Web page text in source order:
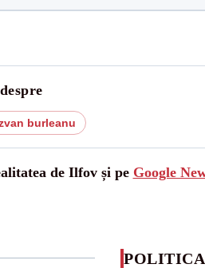
burleanu
de Ilfov și pe Google
POLITICA